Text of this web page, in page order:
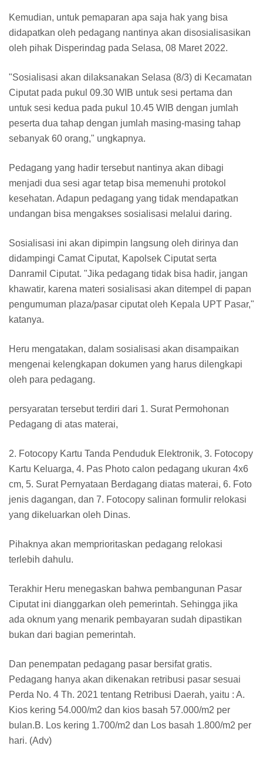
Kemudian, untuk pemaparan apa saja hak yang bisa
didapatkan oleh pedagang nantinya akan disosialisasikan
oleh pihak Disperindag pada Selasa, 08 Maret 2022.
"Sosialisasi akan dilaksanakan Selasa (8/3) di Kecamatan
Ciputat pada pukul 09.30 WIB untuk sesi pertama dan
untuk sesi kedua pada pukul 10.45 WIB dengan jumlah
peserta dua tahap dengan jumlah masing-masing tahap
sebanyak 60 orang," ungkapnya.
Pedagang yang hadir tersebut nantinya akan dibagi
menjadi dua sesi agar tetap bisa memenuhi protokol
kesehatan. Adapun pedagang yang tidak mendapatkan
undangan bisa mengakses sosialisasi melalui daring.
Sosialisasi ini akan dipimpin langsung oleh dirinya dan
didampingi Camat Ciputat, Kapolsek Ciputat serta
Danramil Ciputat. "Jika pedagang tidak bisa hadir, jangan
khawatir, karena materi sosialisasi akan ditempel di papan
pengumuman plaza/pasar ciputat oleh Kepala UPT Pasar,"
katanya.
Heru mengatakan, dalam sosialisasi akan disampaikan
mengenai kelengkapan dokumen yang harus dilengkapi
oleh para pedagang.
persyaratan tersebut terdiri dari 1. Surat Permohonan
Pedagang di atas materai,
2. Fotocopy Kartu Tanda Penduduk Elektronik, 3. Fotocopy
Kartu Keluarga, 4. Pas Photo calon pedagang ukuran 4x6
cm, 5. Surat Pernyataan Berdagang diatas materai, 6. Foto
jenis dagangan, dan 7. Fotocopy salinan formulir relokasi
yang dikeluarkan oleh Dinas.
Pihaknya akan memprioritaskan pedagang relokasi
terlebih dahulu.
Terakhir Heru menegaskan bahwa pembangunan Pasar
Ciputat ini dianggarkan oleh pemerintah. Sehingga jika
ada oknum yang menarik pembayaran sudah dipastikan
bukan dari bagian pemerintah.
Dan penempatan pedagang pasar bersifat gratis.
Pedagang hanya akan dikenakan retribusi pasar sesuai
Perda No. 4 Th. 2021 tentang Retribusi Daerah, yaitu : A.
Kios kering 54.000/m2 dan kios basah 57.000/m2 per
bulan.B. Los kering 1.700/m2 dan Los basah 1.800/m2 per
hari. (Adv)